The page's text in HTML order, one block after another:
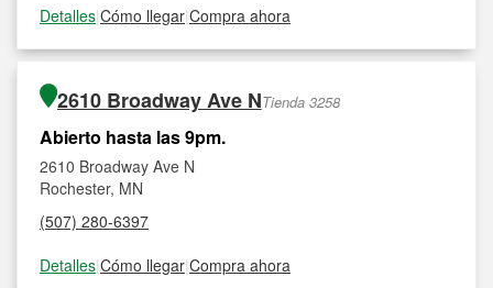
Detalles|Cómo llegar|Compra ahora
2610 Broadway Ave NTienda 3258
Abierto hasta las 9pm.
2610 Broadway Ave N
Rochester, MN
(507) 280-6397
Detalles|Cómo llegar|Compra ahora